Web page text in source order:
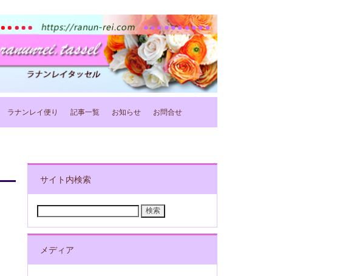
ラナンレイ便り 記事一覧 お知らせ お問合せ
サイト内検索
メディア